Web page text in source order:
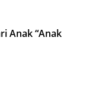
Anak “Anak